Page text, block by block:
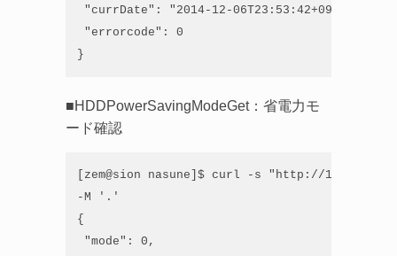
"currDate": "2014-12-06T23:53:42+09:00",
"errorcode": 0
}
■HDDPowerSavingModeGet：省電力モ
ード確認
[zem@sion nasune]$ curl -s "http://
-M '.'
{
"mode": 0,